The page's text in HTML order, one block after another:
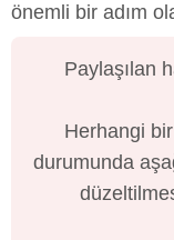
önemli bir adım
Paylaşılan
Herhangi
durumunda